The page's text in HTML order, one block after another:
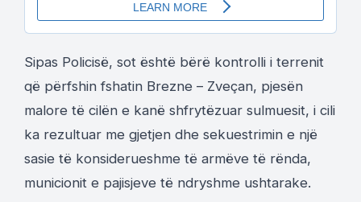
Sipas Policisë, sot është bërë kontrolli i terrenit
që përfshin fshatin Brezne – Zveçan, pjesën
malore të cilën e kanë shfrytëzuar sulmuesit, i cili
ka rezultuar me gjetjen dhe sekuestrimin e një
sasie të konsiderueshme të armëve të rënda,
municionit e pajisjeve të ndryshme ushtarake.